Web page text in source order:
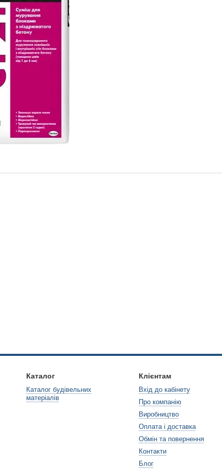
Каталог
Каталог будівельних
матеріалів
Клієнтам
Вхід до кабінету
Про компанію
Виробництво
Оплата і доставка
Обмін та повернення
Контакти
Блог